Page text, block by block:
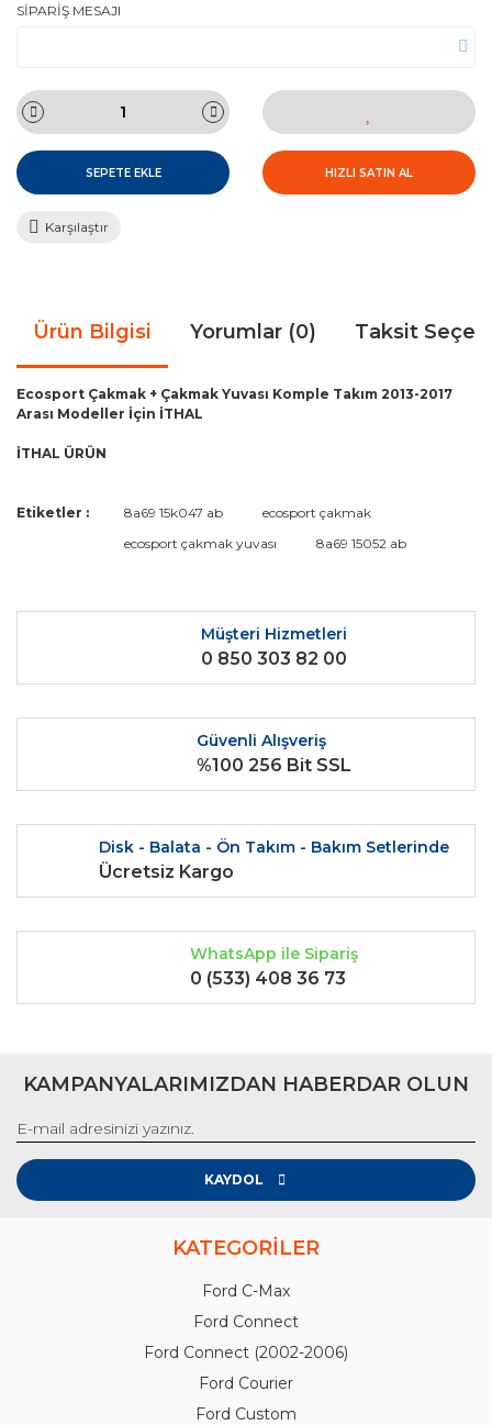
SİPARİŞ MESAJI
SEPETE EKLE HIZLI SATIN AL
Karşılaştır
Ürün Bilgisi Yorumlar (0) Taksit
Ecosport Çakmak + Çakmak Yuvası Komple Takım 2013-2017
Arası Modeller İçin İTHAL
İTHAL ÜRÜN
Bu ürüne ilk yorumu siz yapın!
Yorum Yaz
Bu ürünün fiyat bilgisi, resim, ürün açıklamalarında ve diğer
kullanarak tarafımıza iletebilirsiniz.
Ürün resmi kalitesiz, bozuk veya görüntülenemiyor.
Ürün açıklamasında eksik bilgiler bulunuyor.
Ürün bilgilerinde hatalar bulunuyor.
Ürün fiyatı diğer sitelerden daha pahalı.
Bu ürüne benzer farklı alternatifler olmalı.
Gönder
Etiketler : 8a69 15k047 ab
ecosport çakmak
ecosport çakmak yuvası
8a69 15052 ab
Müşteri Hizmetleri
0 850 303 82 00
Güvenli Alışveriş
%100 256 Bit SSL
Disk - Balata - Ön Takım - Bakım Setlerinde
Ücretsiz Kargo
WhatsApp ile Sipariş
0 (533) 408 36 73
KAMPANYALARIMIZDAN HABERDAR OLUN
KAYDOL
KATEGORİLER
Ford C-Max
Ford Connect
Ford Connect (2002-2006)
Ford Courier
Ford Custom